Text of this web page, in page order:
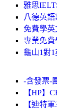
雅思
八德英語
免費學
專業免費
龜山1對
-含發票-
【HP】
【迪特